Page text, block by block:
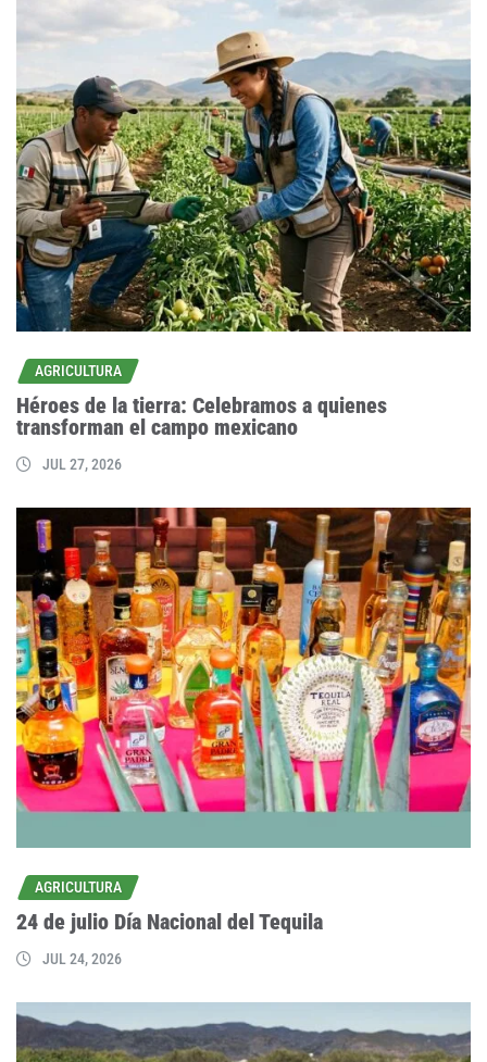
AGRICULTURA
Héroes de la tierra: Celebramos a quienes
transforman el campo mexicano
JUL 27, 2026
AGRICULTURA
24 de julio Día Nacional del Tequila
JUL 24, 2026